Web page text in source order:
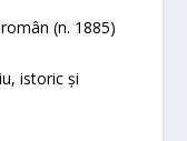
(n. 1885)
istoric și